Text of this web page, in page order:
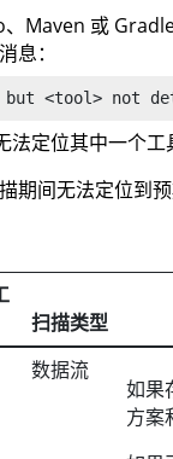
Maven 或
息：
but <tool> not
定位其中一个工
期间无法定位到预
扫描类型
数据流
如果
方案